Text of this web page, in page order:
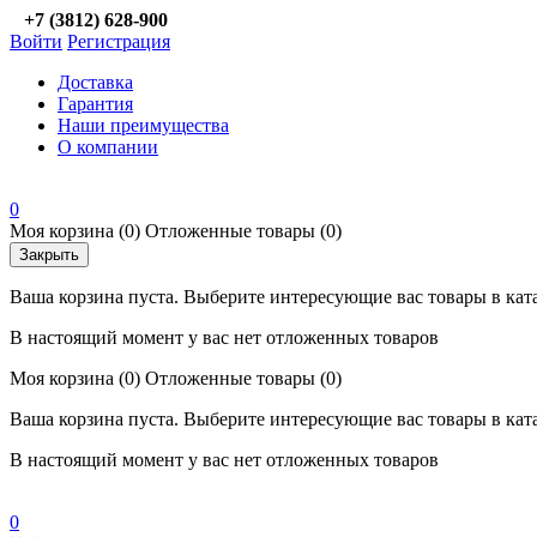
+7 (3812) 628-900
Войти Регистрация
Доставка
Гарантия
Наши преимущества
О компании
0
Моя корзина (0) Отложенные товары (0)
Закрыть
Ваша корзина пуста. Выберите интересующие вас товары в
В настоящий момент у вас нет отложенных товаров
Моя корзина (0) Отложенные товары (0)
Ваша корзина пуста. Выберите интересующие вас товары в
В настоящий момент у вас нет отложенных товаров
0